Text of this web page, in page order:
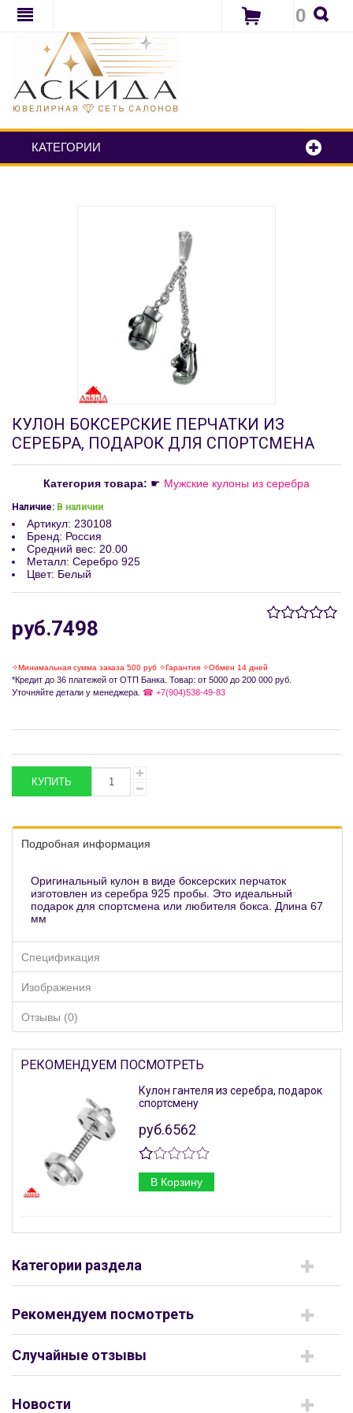
0
КАТЕГОРИИ
КУЛОН БОКСЕРСКИЕ ПЕРЧАТКИ ИЗ
СЕРЕБРА, ПОДАРОК ДЛЯ СПОРТСМЕНА
Категория товара: ☛ Мужские кулоны из серебра
Наличие: В наличии
Артикул: 230108
Бренд: Россия
Средний вес: 20.00
Металл: Серебро 925
Цвет: Белый
руб.7498
✧Минимальная сумма заказа 500 руб ✧Гарантия ✧Обмен 14 дней
*Кредит до 36 платежей от ОТП Банка. Товар: от 5000 до 200 000 руб.
Уточняйте детали у менеджера. ☎ +7(904)538-49-83
Подробная информация
Оригинальный кулон в виде боксерских перчаток
изготовлен из серебра 925 пробы. Это идеальный
подарок для спортсмена или любителя бокса. Длина 67
мм
Спецификация
Изображения
Отзывы (0)
РЕКОМЕНДУЕМ ПОСМОТРЕТЬ
Кулон гантеля из серебра, подарок
спортсмену
руб.6562
В Корзину
Категории раздела
Рекомендуем посмотреть
Случайные отзывы
Новости